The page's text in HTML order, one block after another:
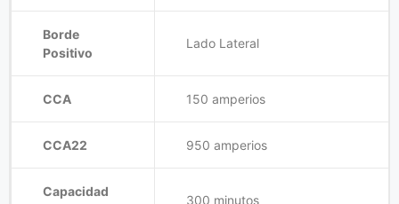
Borde
Positivo
Lado Lateral
CCA 150 amperios
CCA22 950 amperios
Capacidad
300 minutos